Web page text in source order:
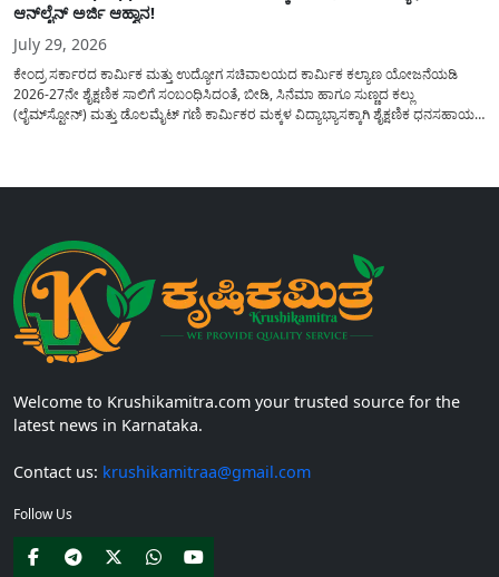
ಆನ್‍ಲೈನ್ ಅರ್ಜಿ ಆಹ್ವಾನ!
July 29, 2026
ಕೇಂದ್ರ ಸರ್ಕಾರದ ಕಾರ್ಮಿಕ ಮತ್ತು ಉದ್ಯೋಗ ಸಚಿವಾಲಯದ ಕಾರ್ಮಿಕ ಕಲ್ಯಾಣ ಯೋಜನೆಯಡಿ
2026-27ನೇ ಶೈಕ್ಷಣಿಕ ಸಾಲಿಗೆ ಸಂಬಂಧಿಸಿದಂತೆ, ಬೀಡಿ, ಸಿನೆಮಾ ಹಾಗೂ ಸುಣ್ಣದ ಕಲ್ಲು
(ಲೈಮ್‍ಸ್ಟೋನ್) ಮತ್ತು ಡೊಲಮೈಟ್ ಗಣಿ ಕಾರ್ಮಿಕರ ಮಕ್ಕಳ ವಿದ್ಯಾಭ್ಯಾಸಕ್ಕಾಗಿ ಶೈಕ್ಷಣಿಕ ಧನಸಹಾಯ/
Welcome to Krushikamitra.com your trusted source for the
latest news in Karnataka.
Contact us: krushikamitraa@gmail.com
Follow Us